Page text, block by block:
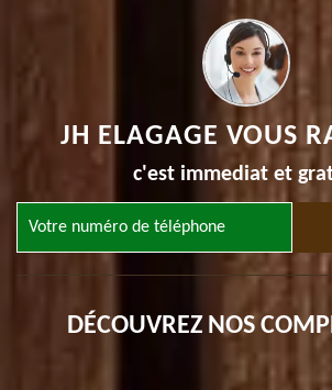
JH ELAGAGE VOUS
c'est immediat et
DÉCOUVREZ NOS